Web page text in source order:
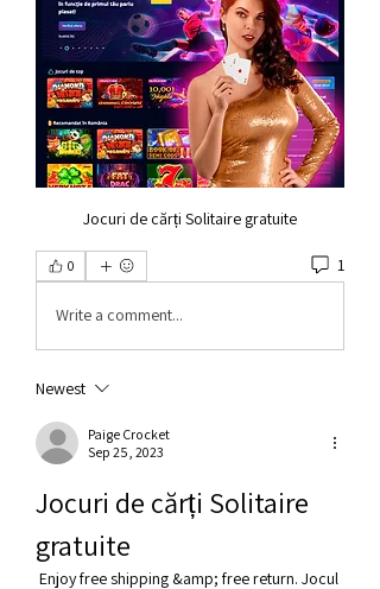
Jocuri de cărți Solitaire gratuite
0 1
Write a comment...
Newest
Paige Crocket
Sep 25, 2023
Jocuri de cărți Solitaire
gratuite